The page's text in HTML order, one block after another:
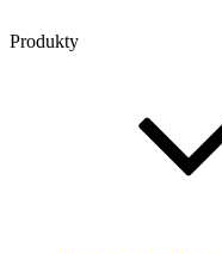
Produkty